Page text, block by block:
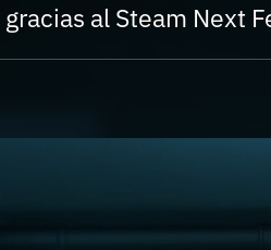
al Steam Next